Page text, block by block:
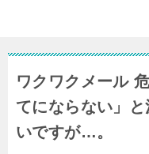
ワクワクメール
てにならない」
いですが…。